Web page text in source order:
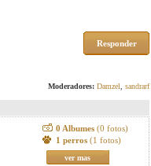
Responder
Moderadores: Damzel sandrarf
0 Albumes (0 fotos)
1 perros (1 fotos)
ver mas